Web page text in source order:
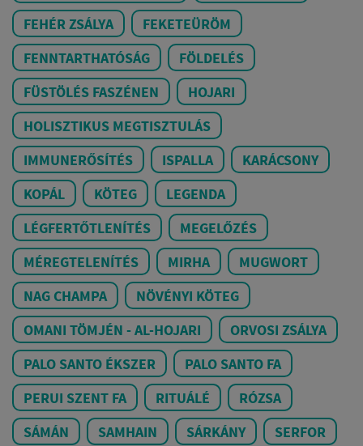
FEHÉR ZSÁLYA
FEKETEÜRÖM
FENNTARTHATÓSÁG
FÖLDELÉS
FÜSTÖLÉS FASZÉNEN
HOJARI
HOLISZTIKUS MEGTISZTULÁS
IMMUNERŐSÍTÉS
ISPALLA
KARÁCSONY
KOPÁL
KÖTEG
LEGENDA
LÉGFERTŐTLENÍTÉS
MEGELŐZÉS
MÉREGTELENÍTÉS
MIRHA
MUGWORT
NAG CHAMPA
NÖVÉNYI KÖTEG
OMANI TÖMJÉN - AL-HOJARI
ORVOSI ZSÁLYA
PALO SANTO ÉKSZER
PALO SANTO FA
PERUI SZENT FA
RITUÁLÉ
RÓZSA
SÁMÁN
SAMHAIN SÁRKÁNY
SERFOR